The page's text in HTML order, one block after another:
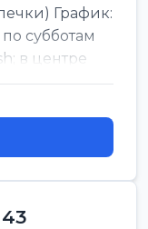
График:
субботам
в центре